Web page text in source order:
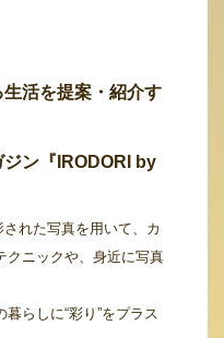
活を提案・紹介す
ン『IRODORI by
れた写真を用いて、カ
クニックや、身近に写真
らしに“彩り”をプラス